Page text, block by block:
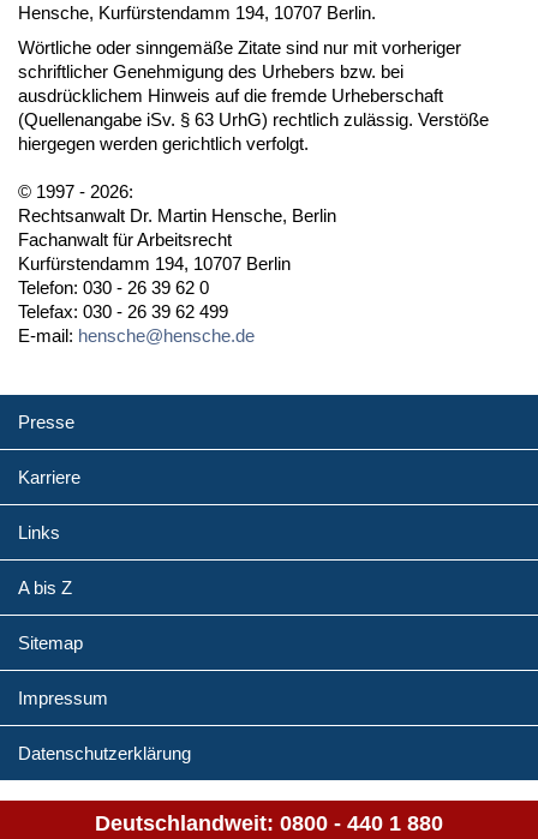
Hensche, Kurfürstendamm 194, 10707 Berlin.
Wörtliche oder sinngemäße Zitate sind nur mit vorheriger
schriftlicher Genehmigung des Urhebers bzw. bei
ausdrücklichem Hinweis auf die fremde Urheberschaft
(Quellenangabe iSv. § 63 UrhG) rechtlich zulässig. Verstöße
hiergegen werden gerichtlich verfolgt.
© 1997 - 2026:
Rechtsanwalt Dr. Martin Hensche, Berlin
Fachanwalt für Arbeitsrecht
Kurfürstendamm 194, 10707 Berlin
Telefon: 030 - 26 39 62 0
Telefax: 030 - 26 39 62 499
E-mail: hensche@hensche.de
Presse
Karriere
Links
A bis Z
Sitemap
Impressum
Datenschutzerklärung
Deutschlandweit: 0800 - 440 1 880